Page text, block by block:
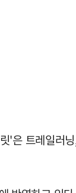
트레일러